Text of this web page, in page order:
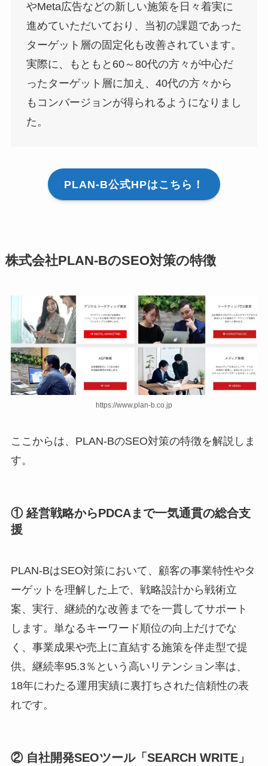
やMeta広告などの新しい施策を日々着実に
進めていただいており、当初の課題であった
ターゲット層の固定化も改善されています。
実際に、もともと60～80代の方々が中心だ
ったターゲット層に加え、40代の方々から
もコンバージョンが得られるようになりまし
た。
PLAN-B公式HPはこちら！
株式会社PLAN-BのSEO対策の特徴
https://www.plan-b.co.jp
ここからは、PLAN‑BのSEO対策の特徴を解説しま
す。
① 経営戦略からPDCAまで一気通貫の総合支
援
PLAN‑BはSEO対策において、顧客の事業特性やタ
ーゲットを理解した上で、戦略設計から戦術立
案、実行、継続的な改善までを一貫してサポート
します。単なるキーワード順位の向上だけでな
く、事業成果や売上に直結する施策を伴走型で提
供。継続率95.3％という高いリテンション率は、
18年にわたる運用実績に裏打ちされた信頼性の表
れです。
② 自社開発SEOツール「SEARCH WRITE」